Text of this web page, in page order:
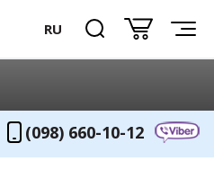
RU
(098) 660-10-12